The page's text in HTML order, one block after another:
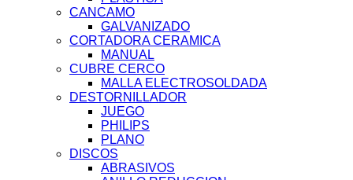
CANCAMO
GALVANIZADO
CORTADORA CERAMICA
MANUAL
CUBRE CERCO
MALLA ELECTROSOLDADA
DESTORNILLADOR
JUEGO
PHILIPS
PLANO
DISCOS
ABRASIVOS